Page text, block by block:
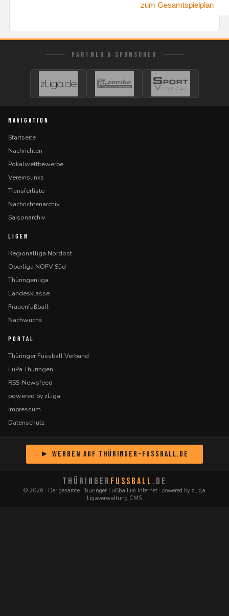
zum Gesamtspielplan
PARTNER & SPONSOREN
NAVIGATION
Startseite
Nachrichten
Pokalwettbewerbe
Vereinslinks
Transferliste
Nachrichtenarchiv
Saisonarchiv
LIGEN
Regionalliga Nordost
Oberliga NOFV Süd
Thüringenliga
Landesklasse
Frauenfußball
Nachwuchs
PORTAL
Thüringer Fussball Verband
FuPa Thüringen
RSS-Newsfeed
powered by zLiga
Impressum
Datenschutz
► Werben auf Thüringer-Fussball.de
THÜRINGER FUSSBALL .DE
© 2026 · Der gesamte Thüringer Fußball im Internet · powered by zLiga
Ligaverwaltung CMS